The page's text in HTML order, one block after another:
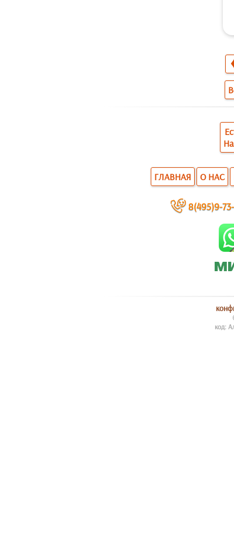
ГЛАВНАЯ О НАС
~ 8(495)9-
код: